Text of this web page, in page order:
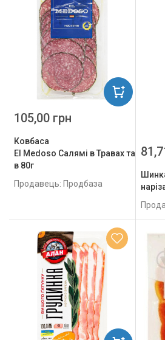
Ковбаса
El Medoso Салямі в Травах та Зелені
в 80г
Продавець: Продбаза
105,00 грн